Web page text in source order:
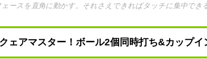
ェースを直角に動かす。それさえできればタッチに集中でき
ェアマスター！ボール2個同時打ち&カップイ